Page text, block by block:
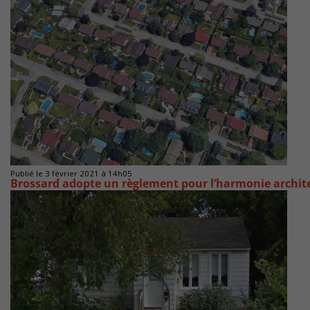
Publié le 3 février 2021 à 14h05
Brossard adopte un règlement pour l’harmonie